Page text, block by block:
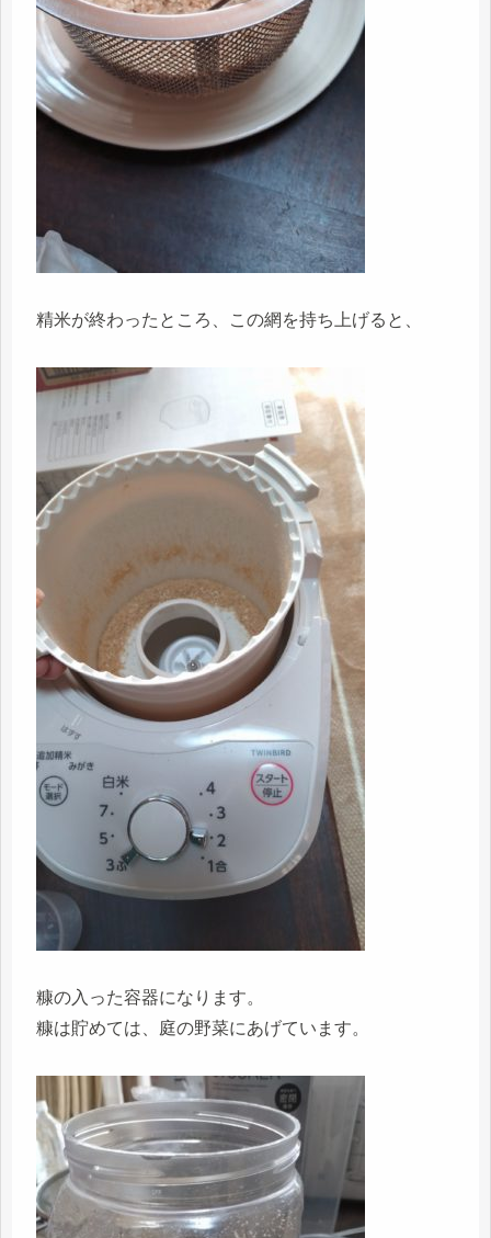
精米が終わったところ、この網を持ち上げると、
糠の入った容器になります。
糠は貯めては、庭の野菜にあげています。